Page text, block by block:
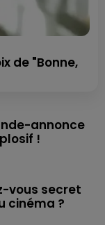
de "Bonne,
annonce
!
vous secret
cinéma ?